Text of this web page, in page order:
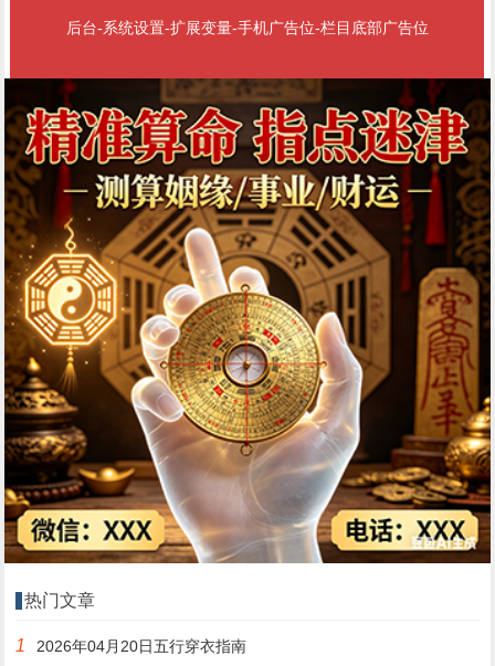
后台-系统设置-扩展变量-手机广告位-栏目底部广告位
热门文章
1 2026年04月20日五行穿衣指南